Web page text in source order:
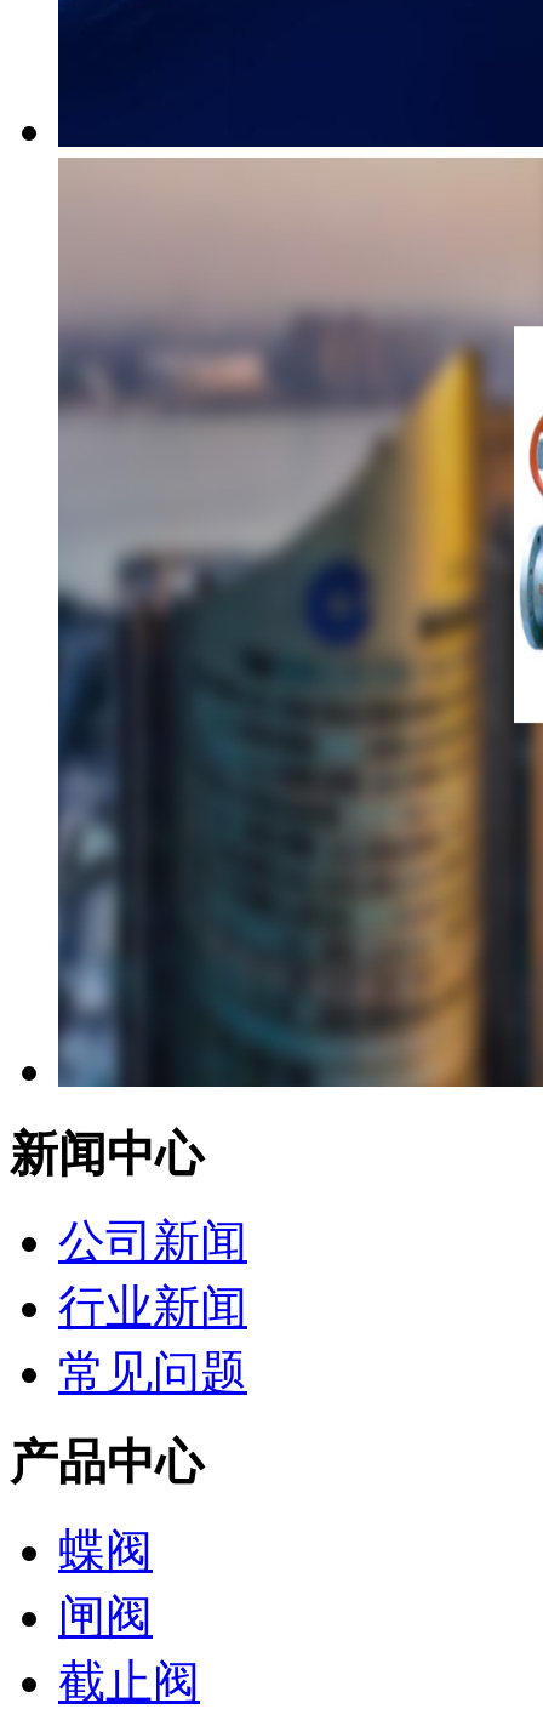
新闻中心
公司新闻
行业新闻
常见问题
产品中心
蝶阀
闸阀
截止阀